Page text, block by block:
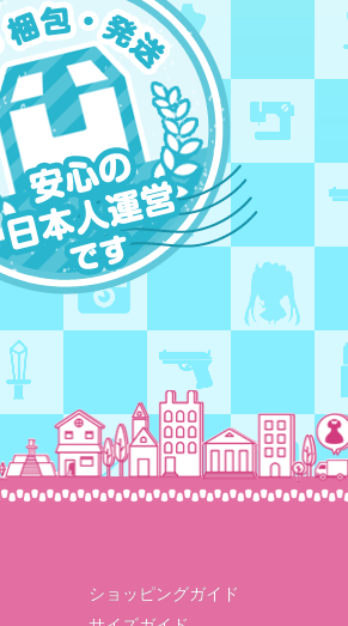
ショッピングガイド